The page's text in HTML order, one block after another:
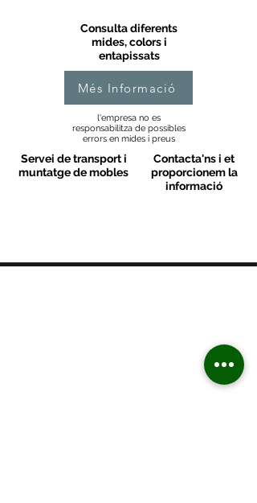
Consulta diferents
mides, colors i
entapissats
Més Informació
l'empresa no es
responsabilitza de possibles
errors en mides i preus
Servei de transport i
muntatge de mobles
Contacta'ns i et
proporcionem la
informació